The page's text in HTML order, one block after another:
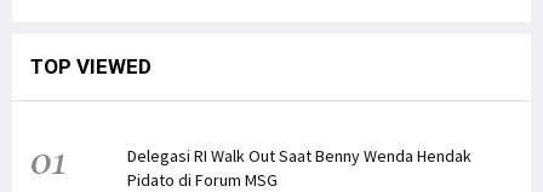
TOP VIEWED
01
Delegasi RI Walk Out Saat Benny Wenda Hendak
Pidato di Forum MSG